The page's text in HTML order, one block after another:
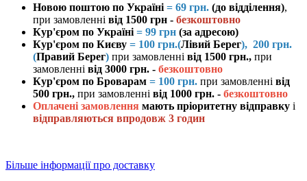
Новою поштою по Україні = 69 грн. (до відділення),
при замовленні від 1500 грн - безкоштовно
Кур'єром по Україні = 99 грн (за адресою)
Кур'єром по Києву = 100 грн.(Лівий Берег), 200 грн.
(Правий Берег) при замовленні від 1500 грн., при
замовленні від 3000 грн. - безкоштовно
Кур'єром по Броварам = 100 грн. при замовленні від
500 грн., при замовленні від 1000 грн. - безкоштовно
Оплачені замовлення мають пріоритетну відправку і
відправляються впродовж 3 годин
Більше інформації про доставку